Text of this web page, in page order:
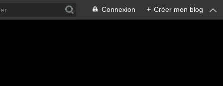
Connexion + Créer mon blog